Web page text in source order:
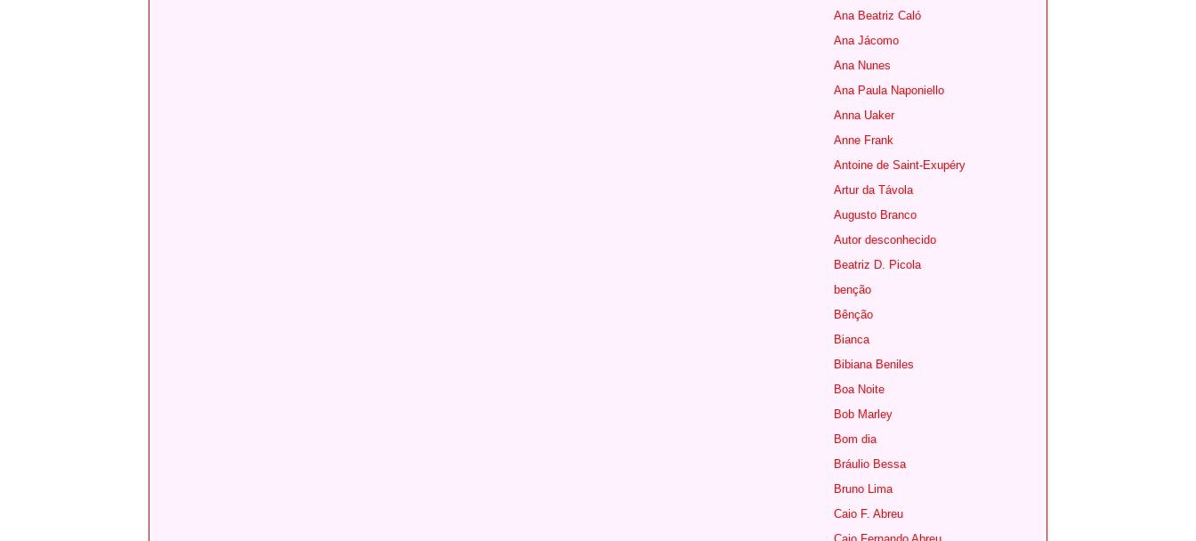
Ana Beatriz Caló
Ana Jácomo
Ana Nunes
Ana Paula Naponiello
Anna Uaker
Anne Frank
Antoine de Saint-Exupéry
Artur da Távola
Augusto Branco
Autor desconhecido
Beatriz D. Picola
benção
Bênção
Bianca
Bibiana Beniles
Boa Noite
Bob Marley
Bom dia
Bráulio Bessa
Bruno Lima
Caio F. Abreu